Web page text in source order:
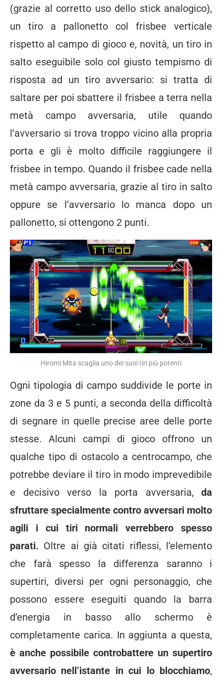
(grazie al corretto uso dello stick analogico),
un tiro a pallonetto col frisbee verticale
rispetto al campo di gioco e, novità, un tiro in
salto eseguibile solo col giusto tempismo di
risposta ad un tiro avversario: si tratta di
saltare per poi sbattere il frisbee a terra nella
metà campo avversaria, utile quando
l’avversario si trova troppo vicino alla propria
porta e gli è molto difficile raggiungere il
frisbee in tempo. Quando il frisbee cade nella
metà campo avversaria, grazie al tiro in salto
oppure se l’avversario lo manca dopo un
pallonetto, si ottengono 2 punti.
Hiromi Mita scaglia uno dei suoi tiri più potenti
Ogni tipologia di campo suddivide le porte in
zone da 3 e 5 punti, a seconda della difficoltà
di segnare in quelle precise aree delle porte
stesse. Alcuni campi di gioco offrono un
qualche tipo di ostacolo a centrocampo, che
potrebbe deviare il tiro in modo imprevedibile
e decisivo verso la porta avversaria, da
sfruttare specialmente contro avversari molto
agili i cui tiri normali verrebbero spesso
parati. Oltre ai già citati riflessi, l’elemento
che farà spesso la differenza saranno i
supertiri, diversi per ogni personaggio, che
possono essere eseguiti quando la barra
d’energia in basso allo schermo è
completamente carica. In aggiunta a questa,
è anche possibile controbattere un supertiro
avversario nell’istante in cui lo blocchiamo,